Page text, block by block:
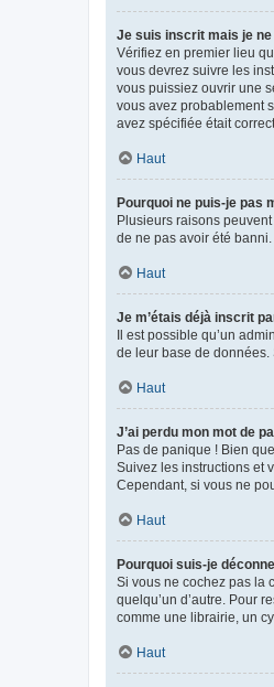
Je suis inscrit mais je
Vérifiez en premier lieu
vous devrez suivre les
vous puissiez ouvrir une
vous avez probablement
avez spécifiée était
Haut
Pourquoi ne puis-je pas
Plusieurs raisons
de ne pas avoir été
Haut
Je m’étais déjà inscrit
Il est possible qu’un
de leur base de données.
Haut
J’ai perdu mon mot de
Pas de panique ! Bien
Suivez les instructions et
Cependant, si vous ne
Haut
Pourquoi suis-je
Si vous ne cochez pas la
quelqu’un d’autre. Pour
comme une librairie, un
Haut